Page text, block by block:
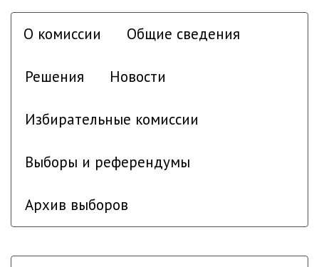
О комиссии Общие сведения
Решения Новости
Избирательные комиссии
Выборы и референдумы
Архив выборов